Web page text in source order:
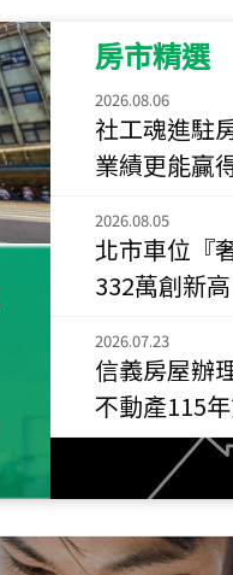
115
新北
115
115年
115
台北
115
台
房市精選
2026.08.06
社工魂進駐
業績更能贏
2026.08.05
北市車位『
332萬創新高
2026.07.23
信義房屋辦
不動產115